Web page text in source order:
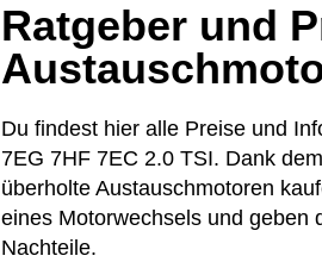
Ratgeber und
Du findest hier alle Preise und
7EG 7HF 7EC 2.0 TSI. Dank
überholte Austauschmotoren
eines Motorwechsels und geben
Nachteile.